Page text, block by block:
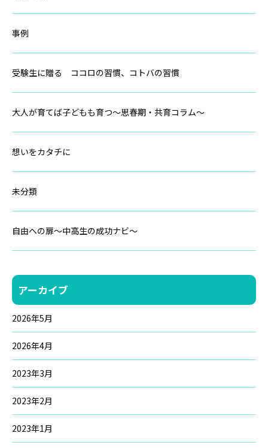
事例
受験生に贈る ココロの習慣、コトバの習慣
大人が育てば子どもも育つ～思春期・共育コラム～
想いをカタチに
未分類
自由への扉～中高生の成功ナビ～
アーカイブ
2026年5月
2026年4月
2023年3月
2023年2月
2023年1月